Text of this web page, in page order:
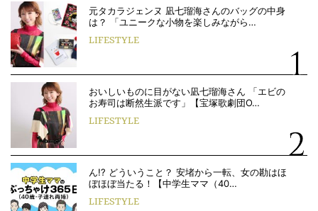
元タカラジェンヌ 凪七瑠海さんのバッグの中身
は？ 「ユニークな小物を楽しみながら…
LIFESTYLE
おいしいものに目がない凪七瑠海さん 「エビの
お寿司は断然生派です」【宝塚歌劇団O…
LIFESTYLE
ん!? どういうこと？ 安堵から一転、女の勘はほ
ぼほぼ当たる！【中学生ママ（40…
LIFESTYLE